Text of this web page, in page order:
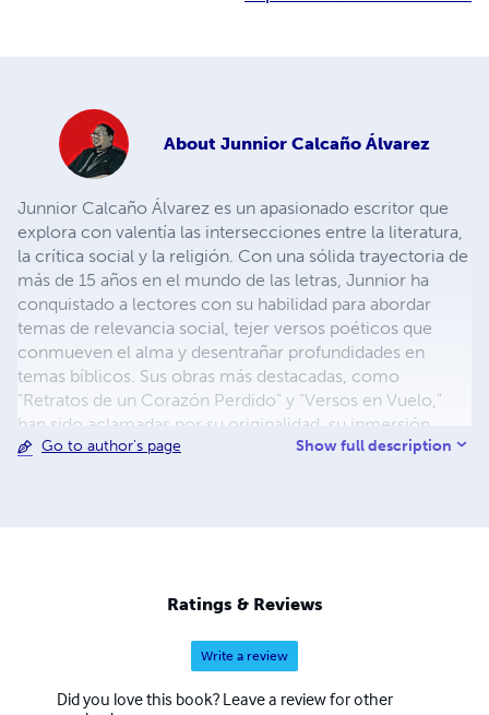
About Junnior Calcaño Álvarez
Junnior Calcaño Álvarez es un apasionado escritor que
explora con valentía las intersecciones entre la literatura,
la crítica social y la religión. Con una sólida trayectoria de
más de 15 años en el mundo de las letras, Junnior ha
conquistado a lectores con su habilidad para abordar
temas de relevancia social, tejer versos poéticos que
conmueven el alma y desentrañar profundidades en
temas bíblicos. Sus obras más destacadas, como
"Retratos de un Corazón Perdido" y "Versos en Vuelo,"
han sido aclamadas por su originalidad, su inmersión
emocional y la pedagogía envolvente que las caracteriza.
queridos, y dedicando tiempo a su apasionante viaje de
vida en pareja. Además de su faceta como escritor,
Junnior es un firme defensor de la empatía en la
narración de historias sociales, la creatividad en la
creación literaria y la perseverancia como orador
Go to author's page Show full description
Ratings & Reviews
Write a review
Did you love this book? Leave a review for other